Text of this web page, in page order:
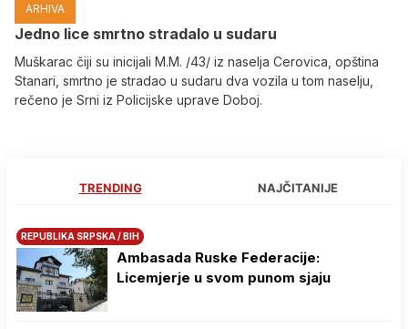
ARHIVA
Јedno lice smrtno stradalo u sudaru
Muškarac čiji su inicijali M.M. /43/ iz naselja Cerovica, opština
Stanari, smrtno je stradao u sudaru dva vozila u tom naselju,
rečeno je Srni iz Policijske uprave Doboj.
TRENDING NAJČITANIJE
REPUBLIKA SRPSKA / BIH
Ambasada Ruske Federacije:
Licemjerje u svom punom sjaju